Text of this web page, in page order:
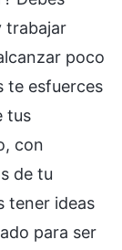
trabajar
poco
te esfuerces
tus
con
de tu
tener ideas
para ser